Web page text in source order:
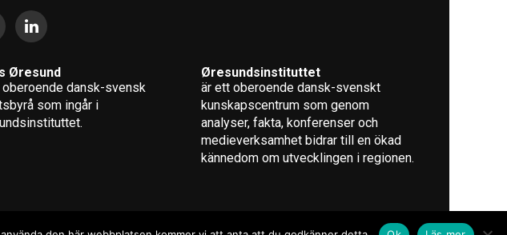
Øresund
oberoende dansk-svensk
som ingår i
Øresundsinstituttet
är ett oberoende dansk-svenskt
kunskapscentrum som genom
analyser, fakta, konferenser och
medieverksamhet bidrar till en ökad
kännedom om utvecklingen i regionen.